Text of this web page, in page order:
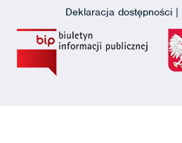
Deklaracja dostępności |